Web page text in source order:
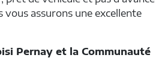
vous assurons une excellente
Pernay et la Communauté